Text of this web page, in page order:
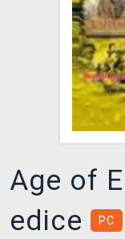
TCG &
VÝKUP HER
Age of
edice
PC